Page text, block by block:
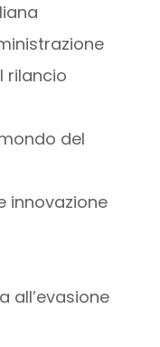
rilancio
del
innovazione
all’evasione